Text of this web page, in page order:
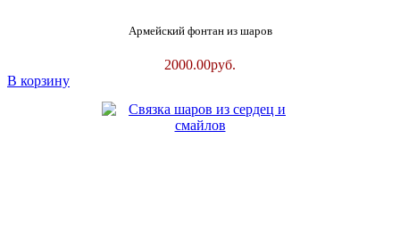
Армейский фонтан из шаров
2000.00руб.
В корзину